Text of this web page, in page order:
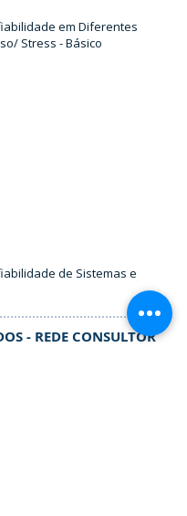
em Diferentes
Stress - Básico
de Sistemas e
- REDE CONSULTOR